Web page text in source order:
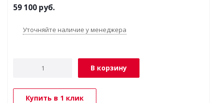
59 100 руб.
Уточняйте наличие у менеджера
В корзину
Купить в 1 клик